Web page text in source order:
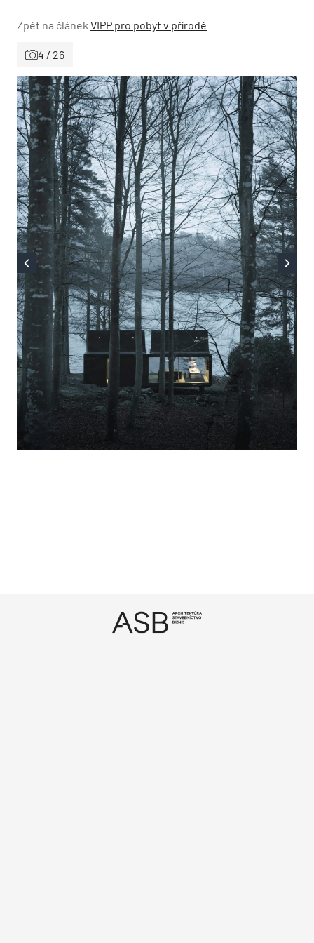
Zpět na článek VIPP pro pobyt v přírodě
4 / 26